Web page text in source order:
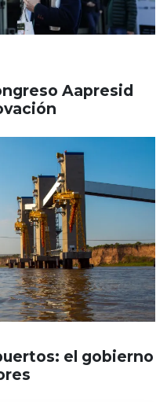
Aapresid
el gobierno